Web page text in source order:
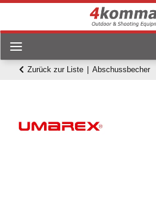
Zurück zur Liste Abschussbecher